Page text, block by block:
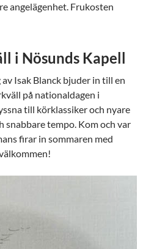
angelägenhet. Frukosten
i Nösunds Kapell
Isak Blanck bjuder in till en
på nationaldagen i
till körklassiker och nyare
snabbare tempo. Kom och var
firar in sommaren med